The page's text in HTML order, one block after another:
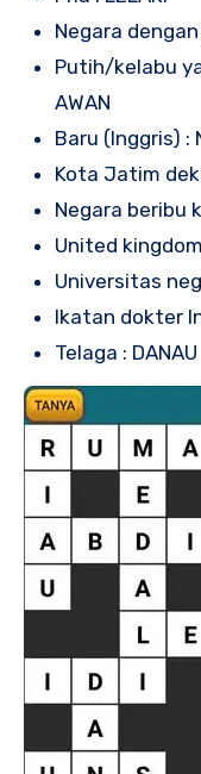
Negara
Putih/kelabu
AWAN
Baru (Inggris) :
Kota Jatim
Negara beribu
United
Universitas
Ikatan dokter
Telaga : DANAU